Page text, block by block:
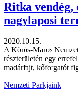
Ritka vendég,
nagylaposi
2020.10.15.
A Körös-Maros
részterületén egy
madárfajt, kőforgatót
Nemzeti Parkjaink